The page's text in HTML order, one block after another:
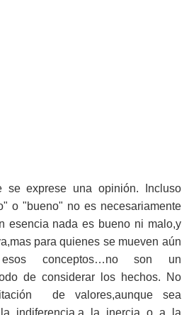
se exprese una opinión. Incluso
o "bueno" no es necesariamente
esencia nada es bueno ni malo,y
para quienes se mueven aún
conceptos…no son un
de considerar los hechos. No
de valores,aunque sea
indiferencia,a la inercia o a la